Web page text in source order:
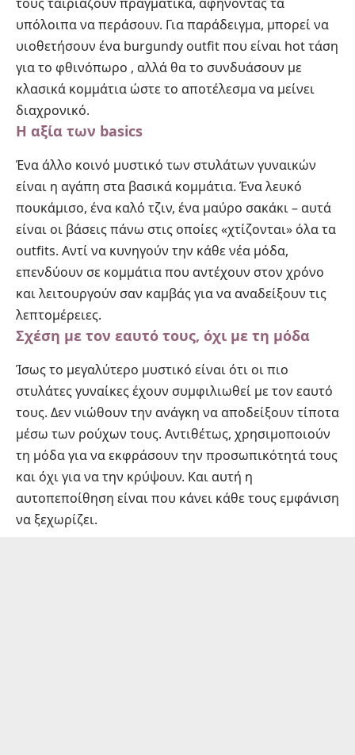
υπόλοιπα να περάσουν. Για παράδειγμα, μπορεί να
υιοθετήσουν ένα burgundy outfit που είναι hot τάση
για το φθινόπωρο , αλλά θα το συνδυάσουν με
κλασικά κομμάτια ώστε το αποτέλεσμα να μείνει
διαχρονικό.
Η αξία των basics
Ένα άλλο κοινό μυστικό των στυλάτων γυναικών
είναι η αγάπη στα βασικά κομμάτια. Ένα λευκό
πουκάμισο, ένα καλό τζιν, ένα μαύρο σακάκι – αυτά
είναι οι βάσεις πάνω στις οποίες «χτίζονται» όλα τα
outfits. Αντί να κυνηγούν την κάθε νέα μόδα,
επενδύουν σε κομμάτια που αντέχουν στον χρόνο
και λειτουργούν σαν καμβάς για να αναδείξουν τις
λεπτομέρειες.
Σχέση με τον εαυτό τους, όχι με τη μόδα
Ίσως το μεγαλύτερο μυστικό είναι ότι οι πιο
στυλάτες γυναίκες έχουν συμφιλιωθεί με τον εαυτό
τους. Δεν νιώθουν την ανάγκη να αποδείξουν τίποτα
μέσω των ρούχων τους. Αντιθέτως, χρησιμοποιούν
τη μόδα για να εκφράσουν την προσωπικότητά τους
και όχι για να την κρύψουν. Και αυτή η
αυτοπεποίθηση είναι που κάνει κάθε τους εμφάνιση
να ξεχωρίζει.